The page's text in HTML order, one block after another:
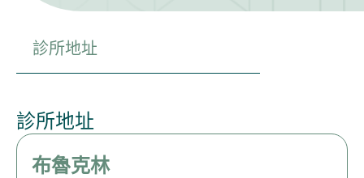
診所地址
診所地址
布魯克林